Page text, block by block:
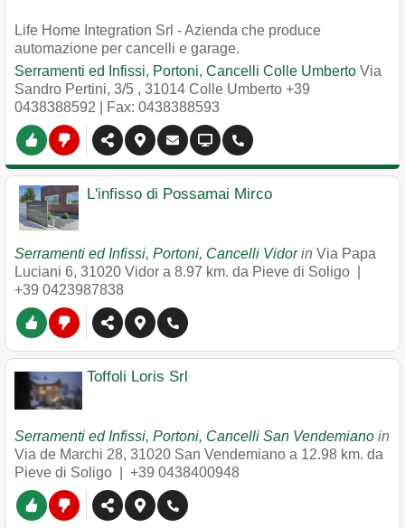
Life Home Integration Srl - Azienda che produce
automazione per cancelli e garage.
Serramenti ed Infissi, Portoni, Cancelli Colle Umberto Via
Sandro Pertini, 3/5 , 31014 Colle Umberto +39
0438388592 | Fax: 0438388593
L'infisso di Possamai Mirco
Serramenti ed Infissi, Portoni, Cancelli Vidorin Via Papa
Luciani 6, 31020 Vidor a 8.97 km. da Pieve di Soligo |
+39 0423987838
Toffoli Loris Srl
Serramenti ed Infissi, Portoni, Cancelli San Vendemiano in
Via de Marchi 28, 31020 San Vendemiano a 12.98 km. da
Pieve di Soligo | +39 0438400948